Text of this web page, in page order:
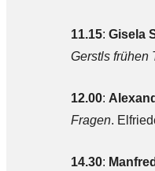
11.15: Gisela
Gerstls frühen
12.00:
Fragen.
14.30: